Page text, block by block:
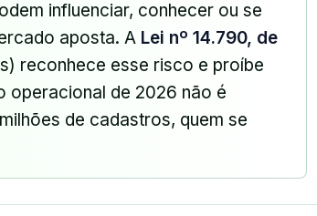
influenciar, conhecer ou se
aposta. A Lei nº 14.790, de
reconhece esse risco e proíbe
operacional de 2026 não é
de cadastros, quem se